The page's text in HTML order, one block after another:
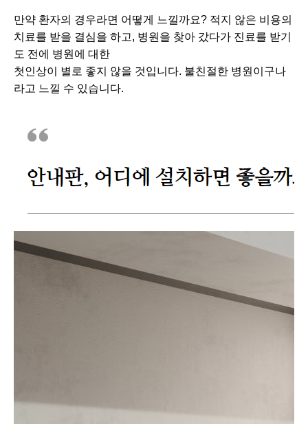
만약 환자의 경우라면 어떻게 느낄까요? 적지 않은 비용의
치료를 받을 결심을 하고, 병원을 찾아 갔다가 진료를 받기
도 전에 병원에 대한
첫인상이 별로 좋지 않을 것입니다. 불친절한 병원이구나
라고 느낄 수 있습니다.